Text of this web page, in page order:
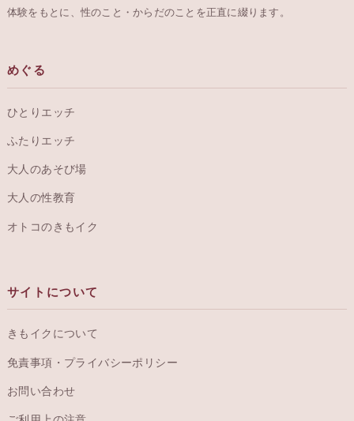
体験をもとに、性のこと・からだのことを正直に綴ります。
めぐる
ひとりエッチ
ふたりエッチ
大人のあそび場
大人の性教育
オトコのきもイク
サイトについて
きもイクについて
免責事項・プライバシーポリシー
お問い合わせ